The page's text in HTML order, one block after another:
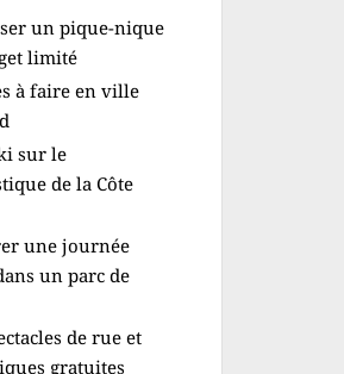
un pique-nique
limité
à faire en ville
sur le
de la Côte
une journée
un parc de
de rue et
gratuites